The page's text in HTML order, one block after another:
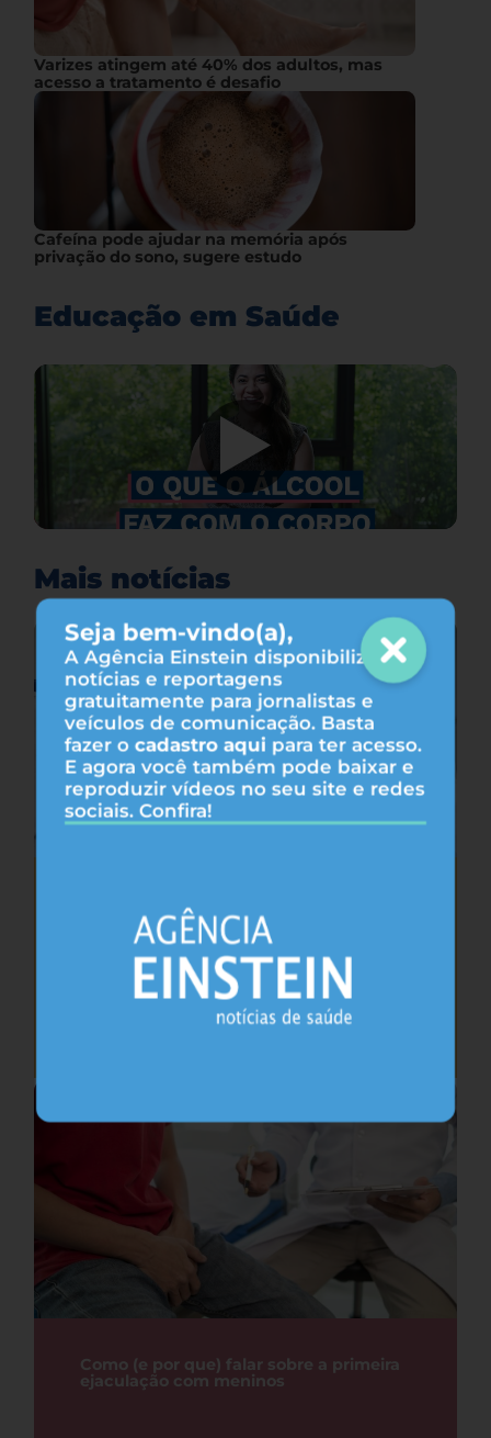
Seja bem-vindo(a),
A Agência Einstein disponibiliza
notícias e reportagens
gratuitamente para jornalistas e
veículos de comunicação. Basta
fazer o cadastro aqui para ter acesso.
E agora você também pode baixar e
reproduzir vídeos no seu site e redes
sociais. Confira!
Varizes atingem até 40% dos adultos, mas
acesso a tratamento é desafio
Cafeína pode ajudar na memória após
privação do sono, sugere estudo
Educação em Saúde
Mais notícias
Saúde do coração após os 45 anos pode
antecipar risco de demência
Como (e por que) falar sobre a primeira
ejaculação com meninos